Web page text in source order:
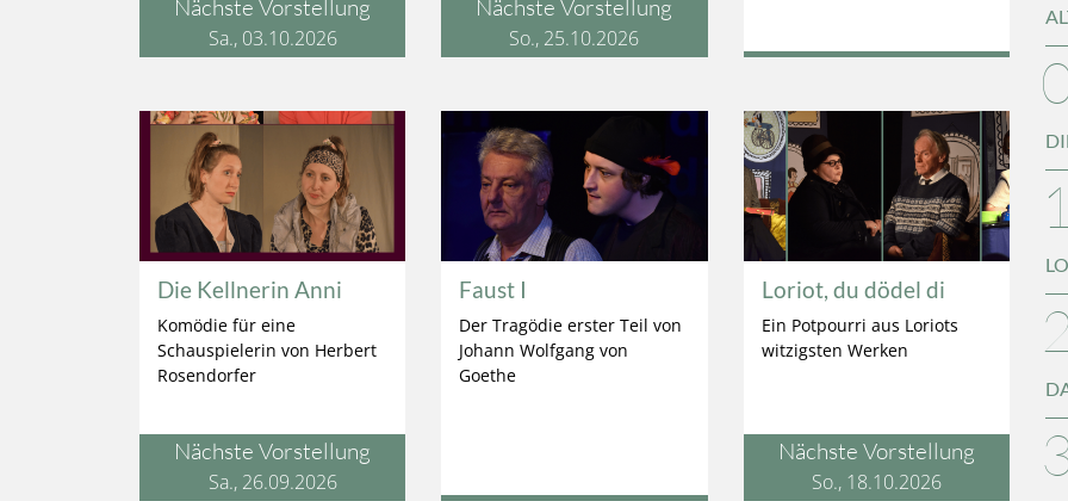
Nächste Vorstellung
Sa., 03.10.2026
Nächste Vorstellung
So., 25.10.2026
Die Kellnerin Anni
Komödie für eine
Schauspielerin von Herbert
Rosendorfer
Nächste Vorstellung
Sa., 26.09.2026
Faust I
Der Tragödie erster Teil von
Johann Wolfgang von
Goethe
Loriot, du dödel di
Ein Potpourri aus Loriots
witzigsten Werken
Nächste Vorstellung
So., 18.10.2026